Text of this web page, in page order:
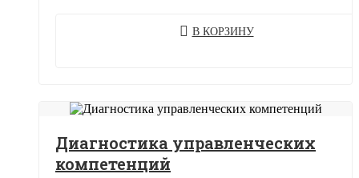
В КОРЗИНУ
Диагностика управленческих
компетенций